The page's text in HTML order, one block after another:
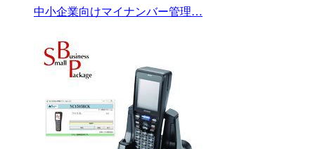
中小企業向けマイナンバー管理…